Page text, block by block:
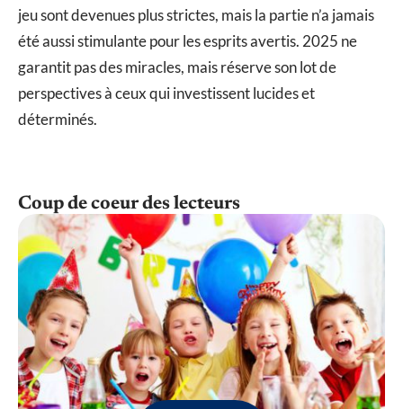
jeu sont devenues plus strictes, mais la partie n’a jamais
été aussi stimulante pour les esprits avertis. 2025 ne
garantit pas des miracles, mais réserve son lot de
perspectives à ceux qui investissent lucides et
déterminés.
Coup de coeur des lecteurs